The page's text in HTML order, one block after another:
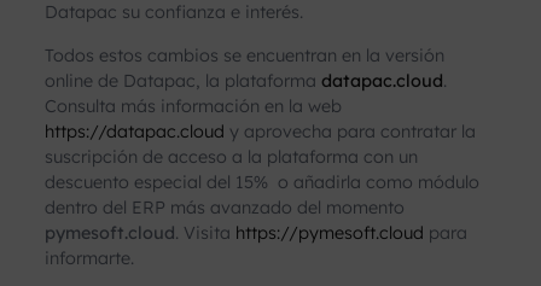
Datapac su confianza e interés.
Todos estos cambios se encuentran en la versión
online de Datapac, la plataforma datapac.cloud.
Consulta más información en la web
https://datapac.cloud y aprovecha para contratar la
suscripción de acceso a la plataforma con un
descuento especial del 15% o añadirla como módulo
dentro del ERP más avanzado del momento
pymesoft.cloud. Visita https://pymesoft.cloud para
informarte.